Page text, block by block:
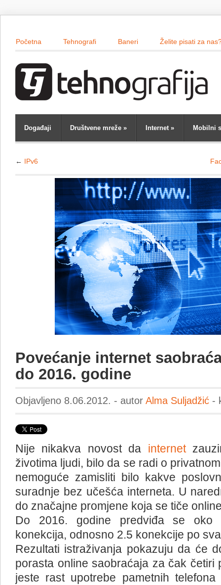
Početna Tehnografi Baneri Želite pisati za
Događaji Društvene mreže » Internet» Mobilni
← IPv6
Povećanje internet
do 2016. godine
Objavljeno 8.06.2012. - autor Alma Suljadžić -
Nije nikakva novost da internet
životima ljudi, bilo da se radi o
nemoguće zamisliti bilo kakve
suradnje bez učešća interneta. U
do značajne promjene koja se tiče
Do 2016. godine predviđa se oko
konekcija, odnosno 2.5 konekcije po
Rezultati istraživanja pokazuju da će
porasta online saobraćaja za čak četiri
jeste rast upotrebe pametnih